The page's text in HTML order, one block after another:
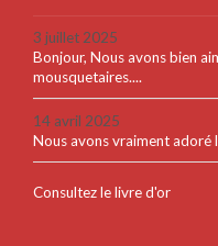
3 juillet 2025
Bonjour, Nous avons bien
mousquetaires....
14 avril 2025
Nous avons vraiment adoré
Consultez le livre d'or